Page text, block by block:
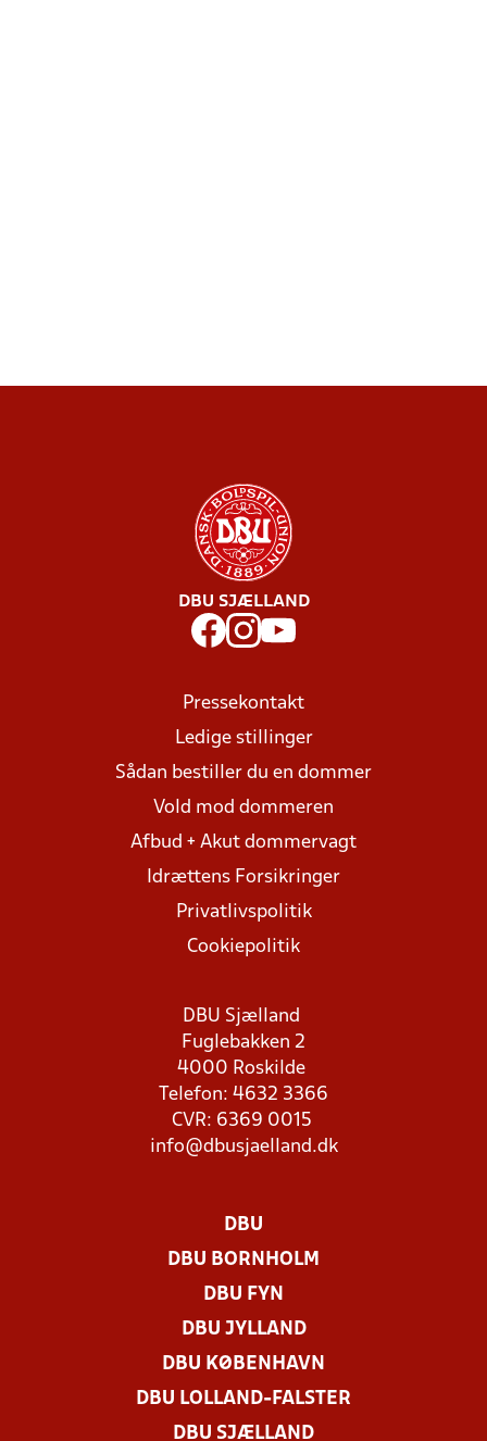
DBU SJÆLLAND
Pressekontakt
Ledige stillinger
Sådan bestiller du en dommer
Vold mod dommeren
Afbud + Akut dommervagt
Idrættens Forsikringer
Privatlivspolitik
Cookiepolitik
DBU Sjælland
Fuglebakken 2
4000 Roskilde
Telefon: 4632 3366
CVR: 6369 0015
info@dbusjaelland.dk
DBU
DBU BORNHOLM
DBU FYN
DBU JYLLAND
DBU KØBENHAVN
DBU LOLLAND-FALSTER
DBU SJÆLLAND